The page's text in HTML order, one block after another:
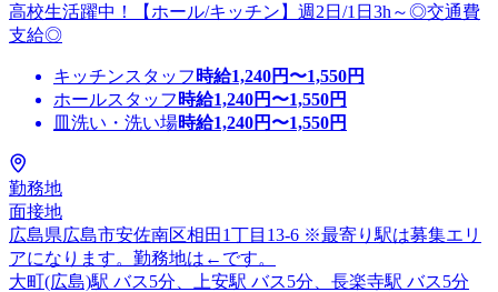
高校生活躍中！【ホール/キッチン】週2日/1日3h～◎交通費
支給◎
キッチンスタッフ 時給1,240円〜1,550円
ホールスタッフ 時給1,240円〜1,550円
皿洗い・洗い場時給1,240円〜1,550円
勤務地
面接地
広島県広島市安佐南区相田1丁目13-6 ※最寄り駅は募集エリ
アになります。勤務地は←です。
大町(広島)駅 バス5分、上安駅 バス5分、長楽寺駅 バス5分